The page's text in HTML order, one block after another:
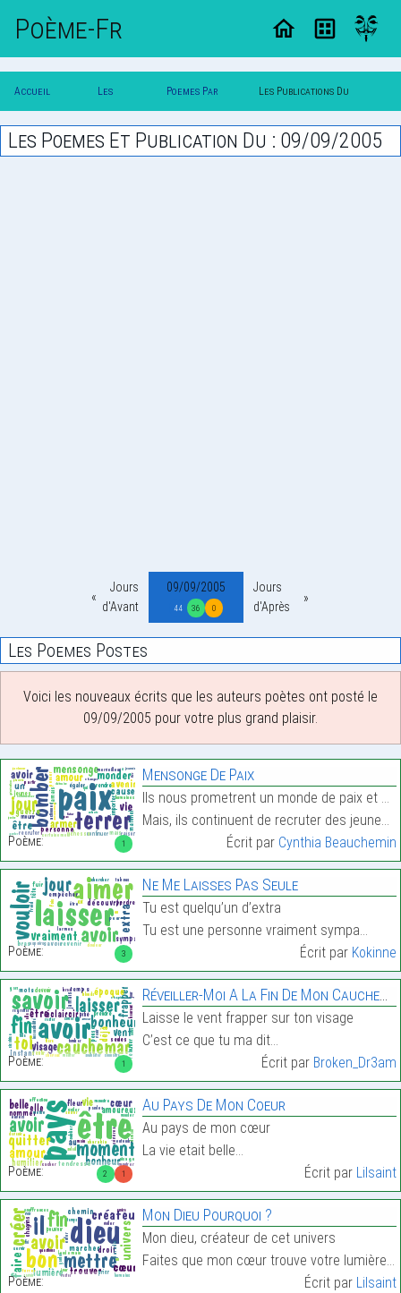
Poème-Fr
Accueil
Poesie
Les
Poesies
Poemes Par Les Publications Du
09/09/2005
Les Poemes Et Publication Du : 09/09/2005
Jours
d'Avant
09/09/2005
44 36 0
Jours
d'Après
Les Poemes Postes
Voici les nouveaux écrits que les auteurs poètes ont posté le
09/09/2005 pour votre plus grand plaisir.
1
Poème:
Mensonge De Paix
Ils nous prometrent un monde de paix et d’amour
Mais, ils continuent de recruter des jeunes déjat …
Écrit par Cynthia Beauchemin
3
Poème:
Ne Me Laisses Pas Seule
Tu est quelqu’un d’extra
Tu est une personne vraiment sympa…
Écrit par Kokinne
1
Poème:
Réveiller-Moi A La Fin De Mon Cauchemar
Laisse le vent frapper sur ton visage
C’est ce que tu ma dit…
Écrit par Broken_Dr3am
2 1
Poème:
Au Pays De Mon Coeur
Au pays de mon cœur
La vie etait belle…
Écrit par Lilsaint
Poème:
Mon Dieu Pourquoi ?
Mon dieu, créateur de cet univers
Faites que mon cœur trouve votre lumière…
Écrit par Lilsaint